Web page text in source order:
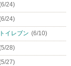
24)
24)
イレブン (6/10)
28)
27)